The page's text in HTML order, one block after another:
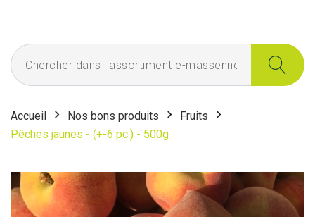
Chercher dans l'assortiment e-massennes
Accueil Nos bons produits
Fruits
Pêches jaunes - (+-6 pc.) - 500g